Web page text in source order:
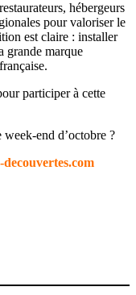
hébergeurs
pour valoriser le
est claire : installer
grande marque
participer à cette
end d’octobre ?
decouvertes.com